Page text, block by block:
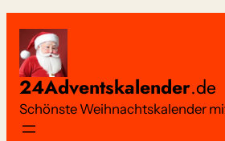
Inhalt
springen
24Adventskalender.de
Schönste Weihnachtskalender